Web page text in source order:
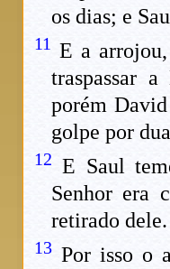
os dias; e
11 E a
traspassar
porém
golpe por
12 E Saul
Senhor era
retirado dele.
13 Por isso o